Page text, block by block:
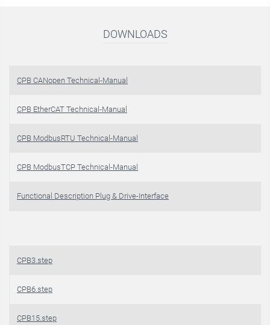
DOWNLOADS
CPB CANopen Technical-Manual
CPB EtherCAT Technical-Manual
CPB ModbusRTU Technical-Manual
CPB ModbusTCP Technical-Manual
Functional Description Plug & Drive-Interface
CPB3.step
CPB6.step
CPB15.step